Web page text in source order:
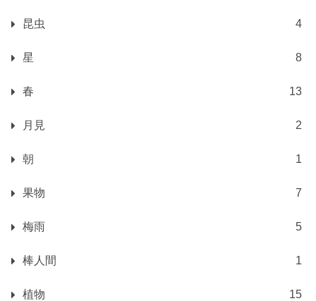
昆虫 4
星 8
春 13
月見 2
朝 1
果物 7
梅雨 5
棒人間 1
植物 15